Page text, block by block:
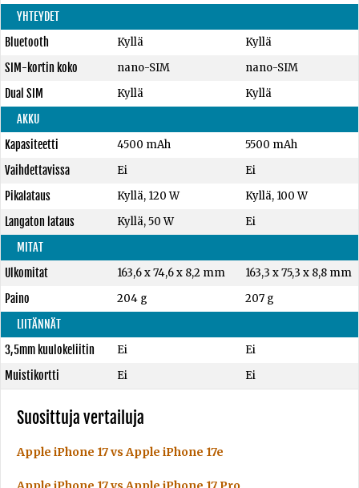
YHTEYDET
Bluetooth
Kyllä
Kyllä
SIM-kortin koko
nano-SIM
nano-SIM
Dual SIM
Kyllä
Kyllä
AKKU
Kapasiteetti
4500 mAh
5500 mAh
Vaihdettavissa
Ei
Ei
Pikalataus
Kyllä, 120 W
Kyllä, 100 W
Langaton lataus
Kyllä, 50 W
Ei
MITAT
Ulkomitat
163,6 x 74,6 x 8,2 mm
163,3 x 75,3 x 8,8 mm
Paino
204 g
207 g
LIITÄNNÄT
3,5mm kuulokeliitin
Ei
Ei
Muistikortti
Ei Ei
Suosittuja vertailuja
Apple iPhone 17 vs Apple iPhone 17e